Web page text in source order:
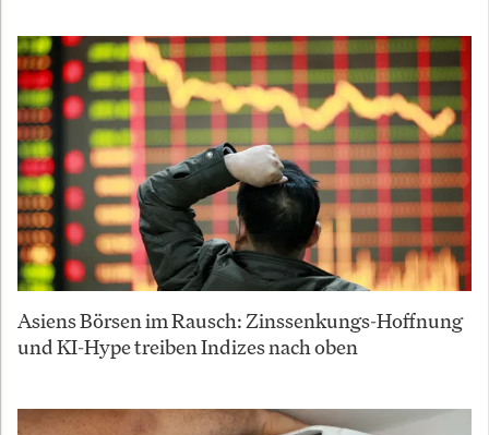
Asiens Börsen im Rausch: Zinssenkungs-Hoffnung
und KI-Hype treiben Indizes nach oben